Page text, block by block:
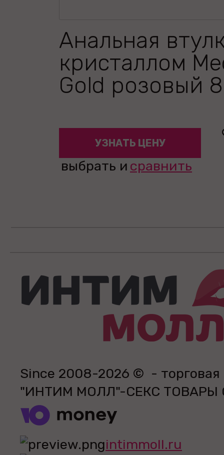
Анальная
кристаллом
Gold розовый
УЗНАТЬ ЦЕНУ
выбрать и сравнить
Since 2008-2026 © - торговая
"ИНТИМ МОЛЛ"-СЕКС
intimmoll.ru